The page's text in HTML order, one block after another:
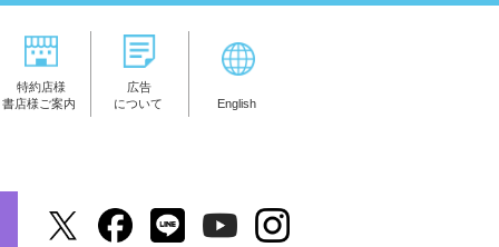
特約店様
書店様ご案内
広告
について
English